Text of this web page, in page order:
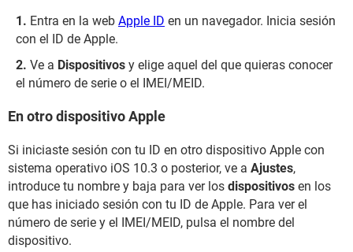
Entra en la web Apple ID en un navegador. Inicia sesión
con el ID de Apple.
Ve a Dispositivos y elige aquel del que quieras conocer
el número de serie o el IMEI/MEID.
En otro dispositivo Apple
Si iniciaste sesión con tu ID en otro dispositivo Apple con
sistema operativo iOS 10.3 o posterior, ve a Ajustes,
introduce tu nombre y baja para ver los dispositivos en los
que has iniciado sesión con tu ID de Apple. Para ver el
número de serie y el IMEI/MEID, pulsa el nombre del
dispositivo.